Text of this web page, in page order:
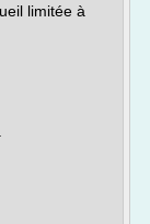
limitée à